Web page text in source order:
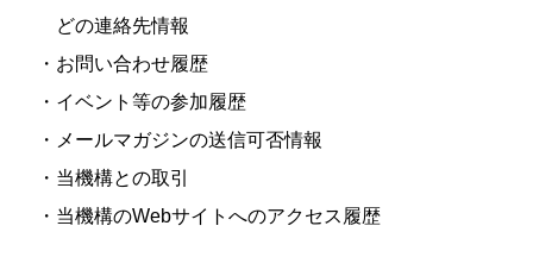
どの連絡先情報
・お問い合わせ履歴
・イベント等の参加履歴
・メールマガジンの送信可否情報
・当機構との取引
・当機構のWebサイトへのアクセス履歴